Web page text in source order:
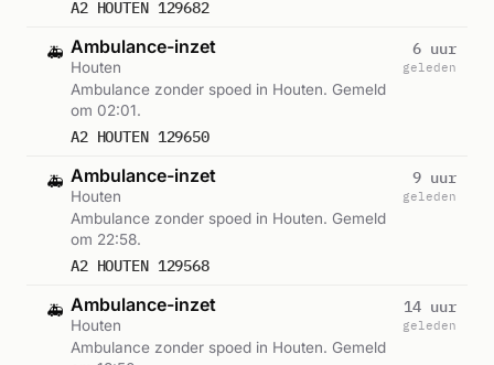
A2 HOUTEN 129682
🚑 Ambulance-inzet
Houten
Ambulance zonder spoed in Houten. Gemeld
om 02:01.
A2 HOUTEN 129650
6 uur
geleden
🚑 Ambulance-inzet
Houten
Ambulance zonder spoed in Houten. Gemeld
om 22:58.
A2 HOUTEN 129568
9 uur
geleden
🚑 Ambulance-inzet
Houten
Ambulance zonder spoed in Houten. Gemeld
14 uur
geleden